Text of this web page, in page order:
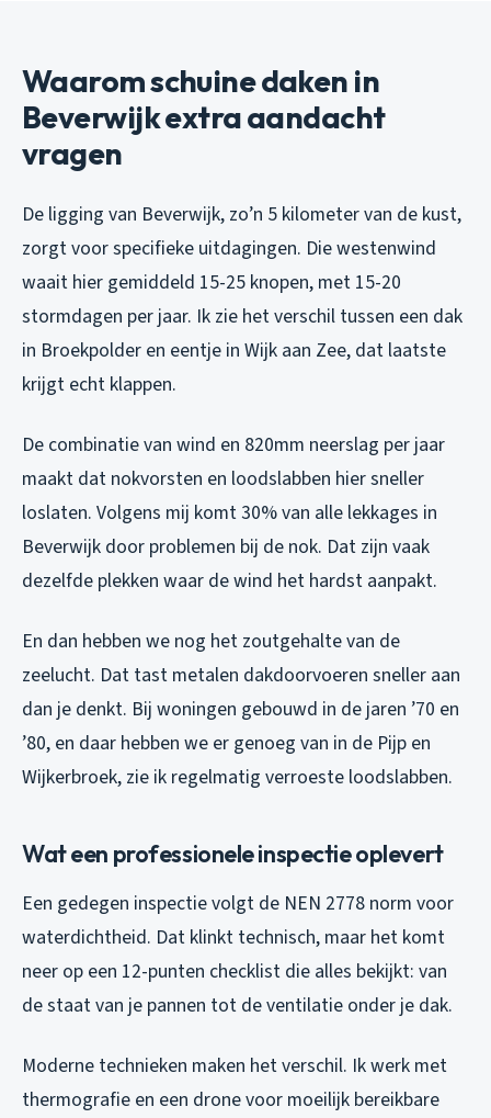
Waarom schuine daken in
Beverwijk extra aandacht
vragen
De ligging van Beverwijk, zo’n 5 kilometer van de kust,
zorgt voor specifieke uitdagingen. Die westenwind
waait hier gemiddeld 15-25 knopen, met 15-20
stormdagen per jaar. Ik zie het verschil tussen een dak
in Broekpolder en eentje in Wijk aan Zee, dat laatste
krijgt echt klappen.
De combinatie van wind en 820mm neerslag per jaar
maakt dat nokvorsten en loodslabben hier sneller
loslaten. Volgens mij komt 30% van alle lekkages in
Beverwijk door problemen bij de nok. Dat zijn vaak
dezelfde plekken waar de wind het hardst aanpakt.
En dan hebben we nog het zoutgehalte van de
zeelucht. Dat tast metalen dakdoorvoeren sneller aan
dan je denkt. Bij woningen gebouwd in de jaren ’70 en
’80, en daar hebben we er genoeg van in de Pijp en
Wijkerbroek, zie ik regelmatig verroeste loodslabben.
Wat een professionele inspectie oplevert
Een gedegen inspectie volgt de NEN 2778 norm voor
waterdichtheid. Dat klinkt technisch, maar het komt
neer op een 12-punten checklist die alles bekijkt: van
de staat van je pannen tot de ventilatie onder je dak.
Moderne technieken maken het verschil. Ik werk met
thermografie en een drone voor moeilijk bereikbare